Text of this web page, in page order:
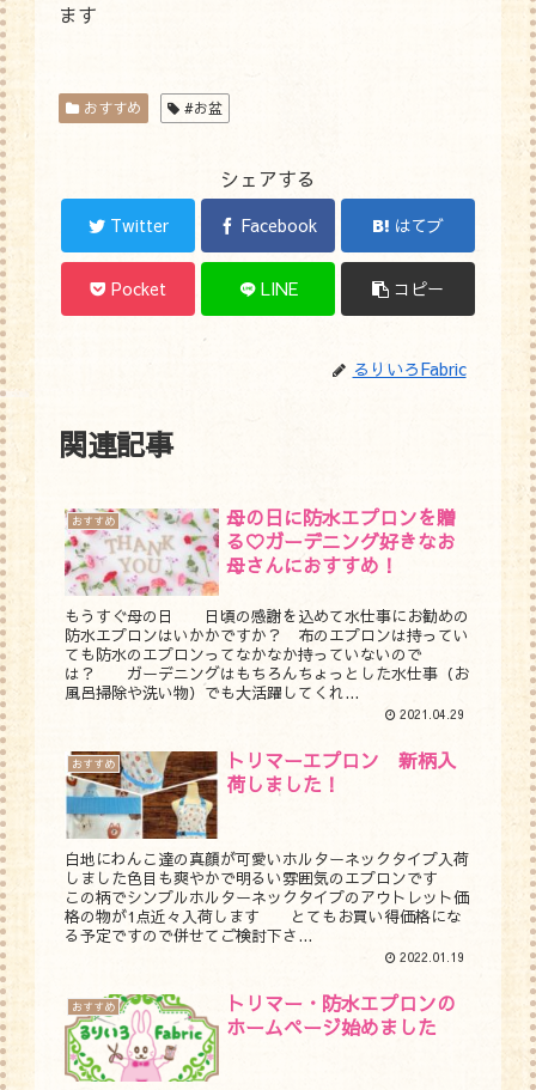
ます
おすすめ #お盆
シェアする
Twitter Facebook はてブ
Pocket LINE コピー
るりいろFabric
関連記事
おすすめ
母の日に防水エプロンを贈
る♡ガーデニング好きなお
母さんにおすすめ！
もうすぐ母の日 日頃の感謝を込めて水仕事にお勧めの
防水エプロンはいかかですか？ 布のエプロンは持ってい
ても防水のエプロンってなかなか持っていないので
は？ ガーデニングはもちろんちょっとした水仕事（お
風呂掃除や洗い物）でも大活躍してくれ...
2021.04.29
おすすめ
トリマーエプロン 新柄入
荷しました！
白地にわんこ達の真顔が可愛いホルターネックタイプ入荷
しました色目も爽やかで明るい雰囲気のエプロンです
この柄でシンプルホルターネックタイプのアウトレット価
格の物が1点近々入荷します とてもお買い得価格にな
る予定ですので併せてご検討下さ...
2022.01.19
おすすめ
トリマー・防水エプロンの
ホームページ始めました